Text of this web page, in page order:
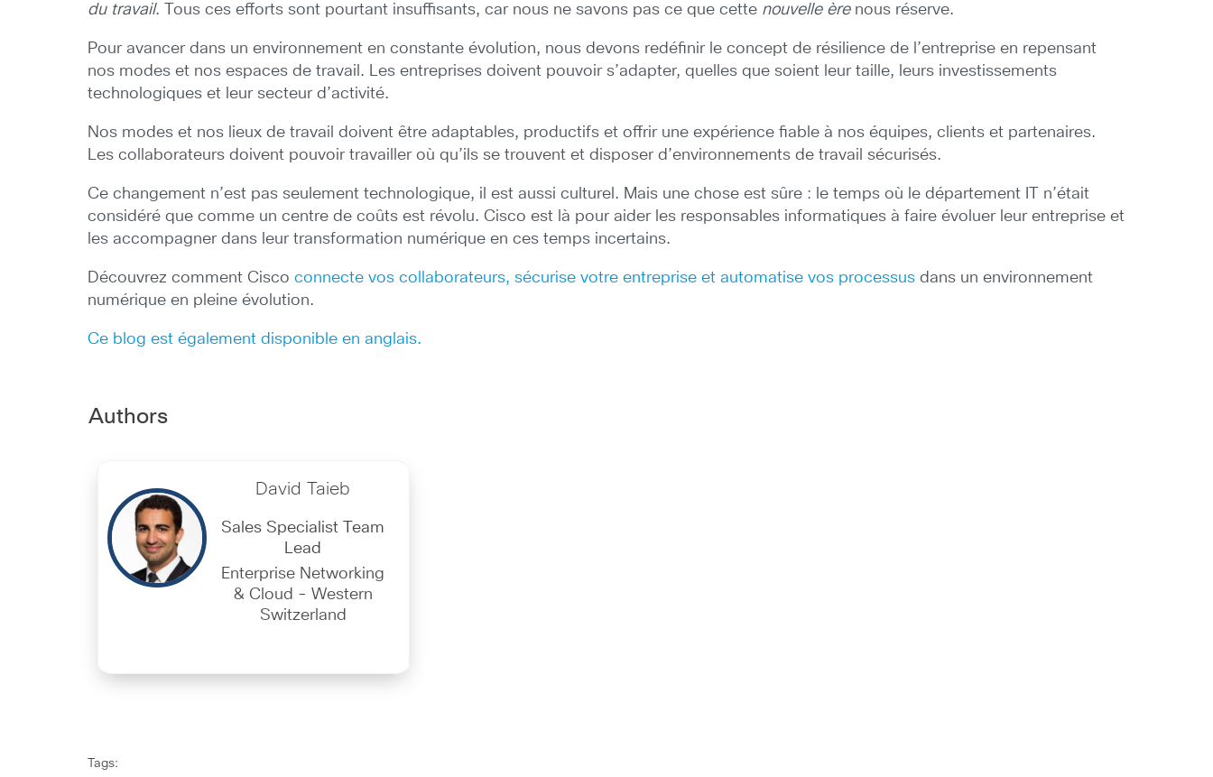
du travail. Tous ces efforts sont pourtant insuffisants, car nous ne savons pas ce que cette nouvelle èrenous réserve.
Pour avancer dans un environnement en constante évolution, nous devons redéfinir le concept de résilience de l’entreprise en repensant
nos modes et nos espaces de travail. Les entreprises doivent pouvoir s’adapter, quelles que soient leur taille, leurs investissements
technologiques et leur secteur d’activité.
Nos modes et nos lieux de travail doivent être adaptables, productifs et offrir une expérience fiable à nos équipes, clients et partenaires.
Les collaborateurs doivent pouvoir travailler où qu’ils se trouvent et disposer d’environnements de travail sécurisés.
Ce changement n’est pas seulement technologique, il est aussi culturel. Mais une chose est sûre : le temps où le département IT n’était
considéré que comme un centre de coûts est révolu. Cisco est là pour aider les responsables informatiques à faire évoluer leur entreprise et
les accompagner dans leur transformation numérique en ces temps incertains.
Découvrez comment Ciscoconnecte vos collaborateurs, sécurise votre entreprise et automatise vos processus dans un environnement
numérique en pleine évolution.
Ce blog est également disponible en anglais.
Authors
David Taieb
Sales Specialist Team
Lead
Enterprise Networking
& Cloud - Western
Switzerland
Tags: